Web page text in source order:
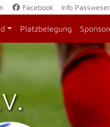
Facebook Info
Platzbelegung